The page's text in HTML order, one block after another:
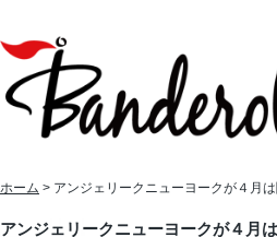
ホーム > アンジェリークニューヨークが４月
アンジェリークニューヨークが４月